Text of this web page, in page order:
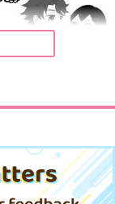
白米工房
787円（税込）
及川徹×影山飛雄